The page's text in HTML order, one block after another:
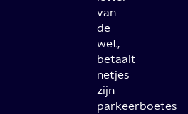
van
de
wet,
betaalt
netjes
zijn
parkeerboetes